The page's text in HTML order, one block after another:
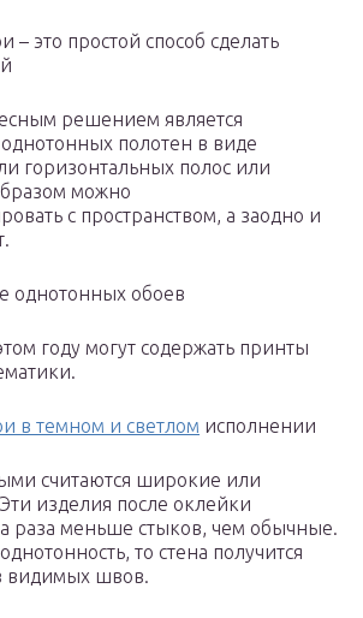
это простой способ сделать
решением является
полотен в виде
горизонтальных полос или
можно
с пространством, а заодно и
однотонных обоев
году могут содержать принты
в темном и светлом исполнении
считаются широкие или
изделия после оклейки
раза меньше стыков, чем обычные.
то стена получится
видимых швов.